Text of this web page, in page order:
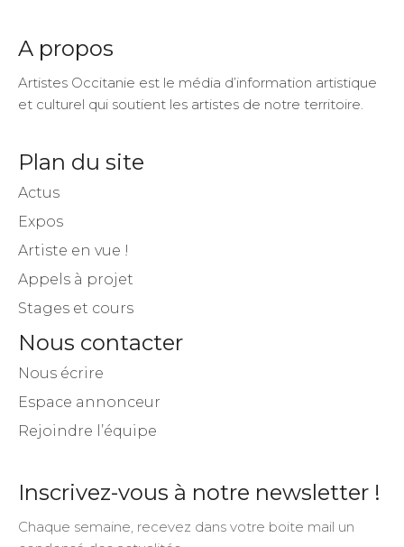
A propos
Artistes Occitanie est le média d’information artistique
et culturel qui soutient les artistes de notre territoire.
Plan du site
Actus
Expos
Artiste en vue !
Appels à projet
Stages et cours
Nous contacter
Nous écrire
Espace annonceur
Rejoindre l’équipe
Inscrivez-vous à notre newsletter !
Chaque semaine, recevez dans votre boite mail un